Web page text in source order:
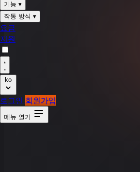
기능 ▾
작동 방식 ▾
요금
지원
ko
로그인 회원가입
메뉴 열기